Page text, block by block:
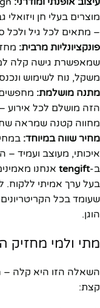
מוצרים בעלי חן ויזואלי
– מתאים לכל גיל ולכל
פונקציונליות מרבית:
שמאפשרת גישה קלה
משקל, נוח לשימוש
מתנה מושלמת:
הזה מושלם לכל אירוע
מחווה קטנה שמראה
מחיר שווה במיוחד:
איכותי, מעוצב ועמיד
ב-tengift אנחנו
בעל ערך אמיתי ללקוח.
שעומד בכל הקריטריונים
הוגן.
מתי ולמי
השאלה הזו היא קלה –
קצת: